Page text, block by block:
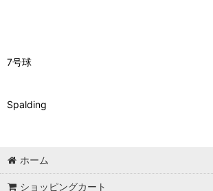
7号球
Spalding
ホーム
ショッピングカート